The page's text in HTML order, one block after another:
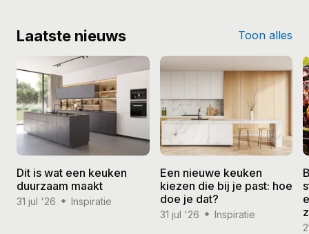
Laatste nieuws Toon alles
Dit is wat een keuken
duurzaam maakt
31 jul '26 Inspiratie
Een nieuwe keuken
kiezen die bij je past: hoe
doe je dat?
31 jul '26 Inspiratie